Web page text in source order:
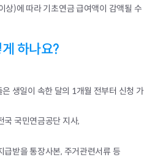
)에 따라 기초연금 급여액이 감액될 수
하나요?
생일이 속한 달의 1개월 전부터 신청 가
국 국민연금공단 지사,
급받을 통장사본, 주거관련서류 등